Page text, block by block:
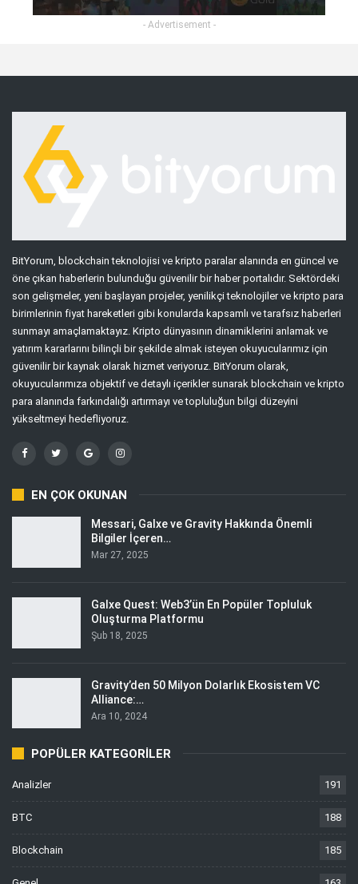
- Advertisement -
BitYorum, blockchain teknolojisi ve kripto paralar alanında en güncel ve
öne çıkan haberlerin bulunduğu güvenilir bir haber portalıdır. Sektördeki
son gelişmeler, yeni başlayan projeler, yenilikçi teknolojiler ve kripto para
birimlerinin fiyat hareketleri gibi konularda kapsamlı ve tarafsız haberleri
sunmayı amaçlamaktayız. Kripto dünyasının dinamiklerini anlamak ve
yatırım kararlarını bilinçli bir şekilde almak isteyen okuyucularımız için
güvenilir bir kaynak olarak hizmet veriyoruz. BitYorum olarak,
okuyucularımıza objektif ve detaylı içerikler sunarak blockchain ve kripto
para alanında farkındalığı artırmayı ve topluluğun bilgi düzeyini
yükseltmeyi hedefliyoruz.
EN ÇOK OKUNAN
Messari, Galxe ve Gravity Hakkında Önemli
Bilgiler İçeren…
Mar 27, 2025
Galxe Quest: Web3’ün En Popüler Topluluk
Oluşturma Platformu
Şub 18, 2025
Gravity’den 50 Milyon Dolarlık Ekosistem VC
Alliance:…
Ara 10, 2024
POPÜLER KATEGORILER
Analizler 191
BTC 188
Blockchain 185